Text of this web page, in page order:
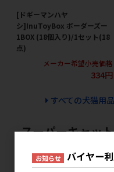
[ドギーマンハヤ
シ]InuToyBox ボーダーズー
1BOX (18個入り)/1セット(18
点)
メーカー希望小売価格
334円
すべての犬猫用
スーパーキャッ
お知らせ バイヤー